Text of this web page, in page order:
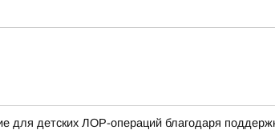
для детских ЛОР-операций благодаря